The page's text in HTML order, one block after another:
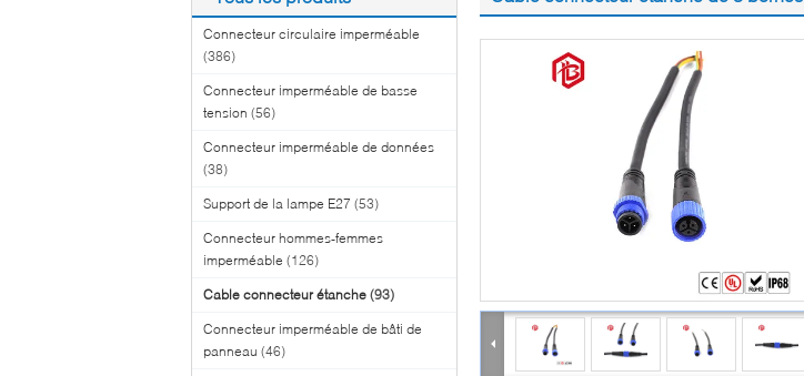
Connecteur circulaire imperméable
(386)
Connecteur imperméable de basse
tension (56)
Connecteur imperméable de données
(38)
Support de la lampe E27 (53)
Connecteur hommes-femmes
imperméable (126)
Cable connecteur étanche (93)
Connecteur imperméable de bâti de
panneau (46)